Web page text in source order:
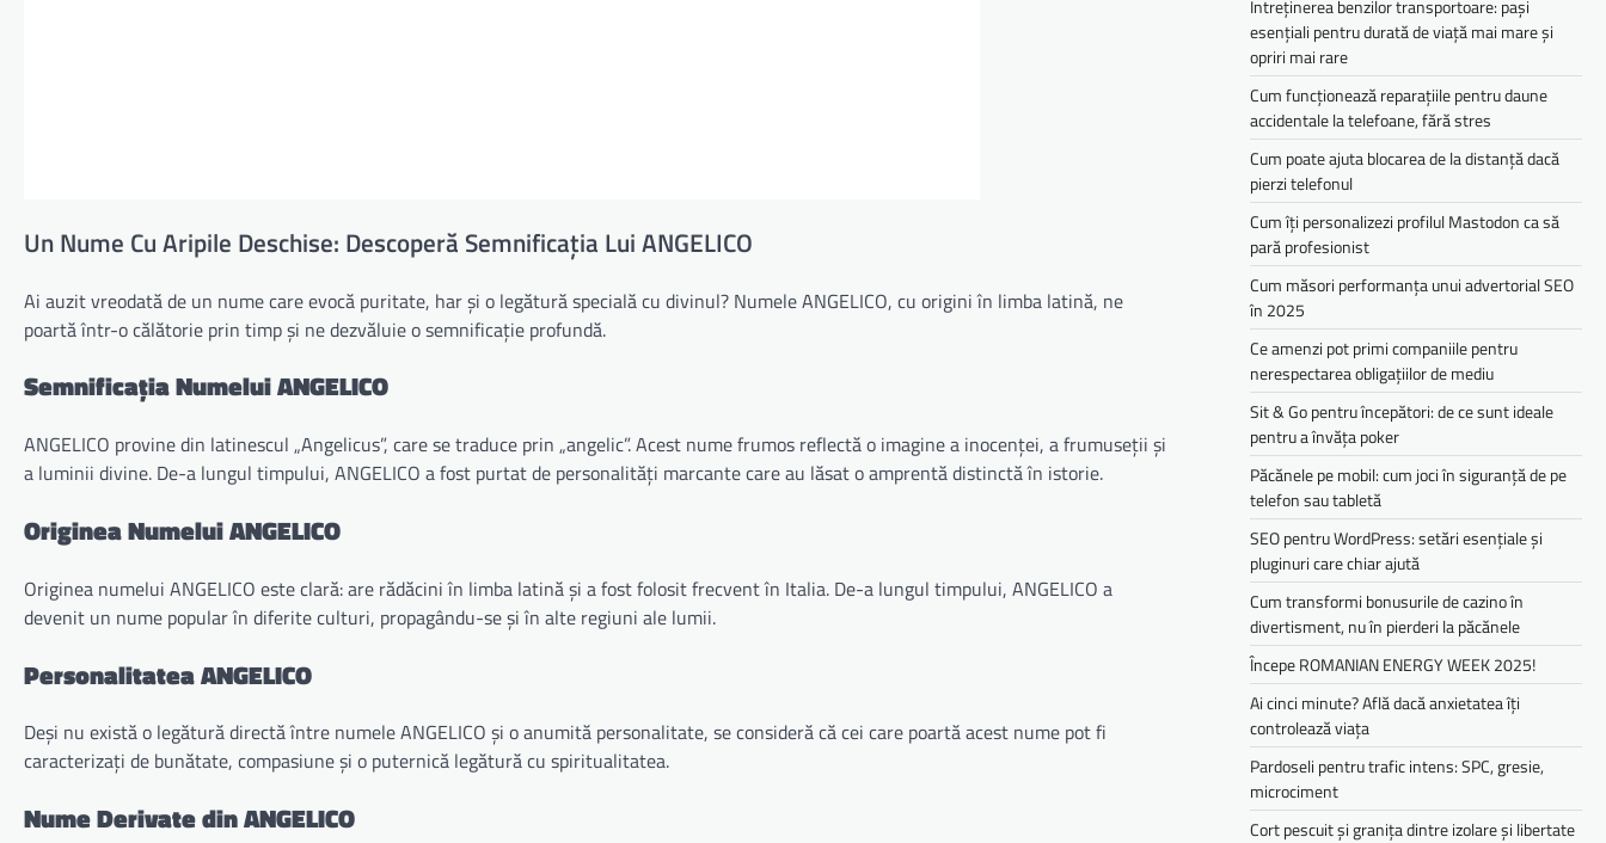
Un Nume Cu Aripile Deschise: Descoperă Semnificația Lui ANGELICO
Ai auzit vreodată de un nume care evocă puritate, har și o legătură specială cu divinul? Numele ANGELICO, cu origini în limba latină, ne
poartă într-o călătorie prin timp și ne dezvăluie o semnificație profundă.
Semnificația Numelui ANGELICO
ANGELICO provine din latinescul „Angelicus”, care se traduce prin „angelic”. Acest nume frumos reflectă o imagine a inocenței, a frumuseții și
a luminii divine. De-a lungul timpului, ANGELICO a fost purtat de personalități marcante care au lăsat o amprentă distinctă în istorie.
Originea Numelui ANGELICO
Originea numelui ANGELICO este clară: are rădăcini în limba latină și a fost folosit frecvent în Italia. De-a lungul timpului, ANGELICO a
devenit un nume popular în diferite culturi, propagându-se și în alte regiuni ale lumii.
Personalitatea ANGELICO
Deși nu există o legătură directă între numele ANGELICO și o anumită personalitate, se consideră că cei care poartă acest nume pot fi
caracterizați de bunătate, compasiune și o puternică legătură cu spiritualitatea.
Nume Derivate din ANGELICO
Întreținerea benzilor transportoare: pași
esențiali pentru durată de viață mai mare și
opriri mai rare
Cum funcționează reparațiile pentru daune
accidentale la telefoane, fără stres
Cum poate ajuta blocarea de la distanță dacă
pierzi telefonul
Cum îți personalizezi profilul Mastodon ca să
pară profesionist
Cum măsori performanța unui advertorial SEO
în 2025
Ce amenzi pot primi companiile pentru
nerespectarea obligațiilor de mediu­­
Sit & Go pentru începători: de ce sunt ideale
pentru a învăța poker
Păcănele pe mobil: cum joci în siguranță de pe
telefon sau tabletă
SEO pentru WordPress: setări esențiale și
pluginuri care chiar ajută
Cum transformi bonusurile de cazino în
divertisment, nu în pierderi la păcănele
Începe ROMANIAN ENERGY WEEK 2025!
Ai cinci minute? Află dacă anxietatea îți
controlează viața
Pardoseli pentru trafic intens: SPC, gresie,
microciment
Cort pescuit și granița dintre izolare și libertate